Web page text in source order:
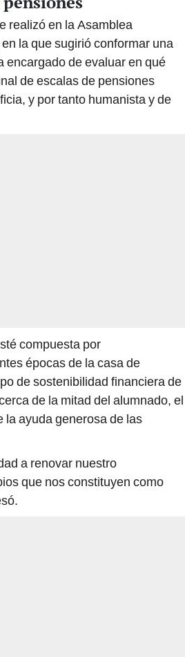
realizó en la Asamblea
la que sugirió conformar una
encargado de evaluar en qué
de escalas de pensiones
y por tanto humanista y de
compuesta por
épocas de la casa de
de sostenibilidad financiera de
de la mitad del alumnado, el
la ayuda generosa de las
a renovar nuestro
que nos constituyen como